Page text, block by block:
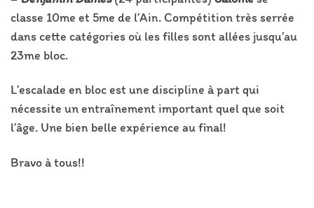
classe 10me et 5me de l’Ain. Compétition très serrée
dans cette catégories où les filles sont allées jusqu’au
23me bloc.
L’escalade en bloc est une discipline à part qui
nécessite un entraînement important quel que soit
l’âge. Une bien belle expérience au final!
Bravo à tous!!